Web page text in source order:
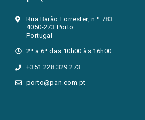
Rua Barão Forrester, n.º 783
4050-273 Porto
Portugal
2ª a 6ª das 10h00 às 16h00
+351 228 329 273
porto@pan.com.pt